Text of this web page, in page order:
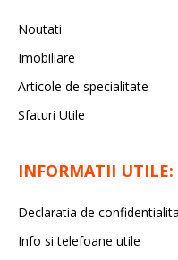
Noutati
Imobiliare
Articole de specialitate
Sfaturi Utile
INFORMATII UTILE:
Declaratia de
Info si telefoane utile